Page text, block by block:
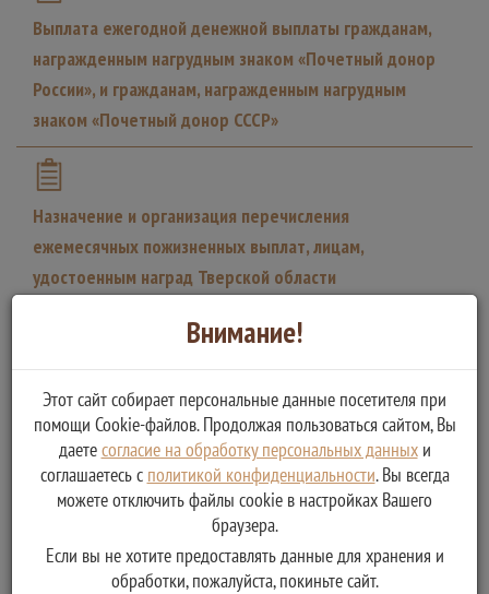
Выплата ежегодной денежной выплаты гражданам,
награжденным нагрудным знаком «Почетный донор
России», и гражданам, награжденным нагрудным
знаком «Почетный донор СССР»
Назначение и организация перечисления
ежемесячных пожизненных выплат, лицам,
удостоенным наград Тверской области
Предоставления компенсации стоимости обучения в
образовательных организациях одного из детей
многодетной семьи
Внимание!
Этот сайт собирает персональные данные посетителя при
помощи Cookie-файлов. Продолжая пользоваться сайтом, Вы
даетесогласие на обработку персональных данныхи
соглашаетесь с политикой конфиденциальности. Вы всегда
можете отключить файлы cookie в настройках Вашего
браузера.
Если вы не хотите предоставлять данные для хранения и
обработки, пожалуйста, покиньте сайт.